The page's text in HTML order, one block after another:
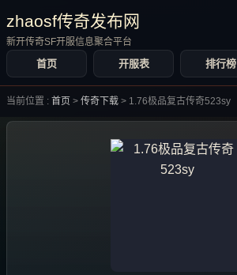
zhaosf传奇发布网
新开传奇SF开服信息聚合平台
首页 开服表 排行榜
当前位置 : 首页 > 传奇下载 > 1.76极品复古传奇523sy